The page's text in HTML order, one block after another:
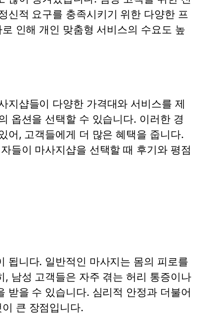
신적 요구를 충족시키기 위한 다양한 프
인해 개인 맞춤형 서비스의 수요도 높
지샵들이 다양한 가격대와 서비스를 제
옵션을 선택할 수 있습니다. 이러한 경
어, 고객들에게 더 많은 혜택을 줍니다.
들이 마사지샵을 선택할 때 후기와 평점
됩니다. 일반적인 마사지는 몸의 피로를
남성 고객들은 자주 겪는 허리 통증이나
받을 수 있습니다. 심리적 안정과 더불어
큰 장점입니다.